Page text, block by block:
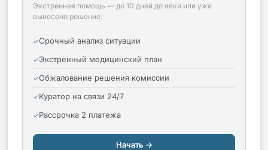
Экстренная помощь — до 10 дней до явки или уже
вынесено решение.
Срочный анализ ситуации
Экстренный медицинский план
Обжалование решения комиссии
Куратор на связи 24/7
Рассрочка 2 платежа
Начать →